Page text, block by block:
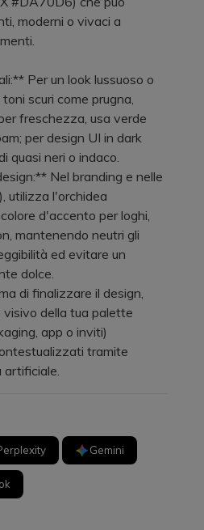
moderni o vivaci a
Per un look lussuoso o
scuri come prugna,
freschezza, usa verde
per design UI in dark
quasi neri o indaco.
Nel branding e nelle
utilizza l'orchidea
d'accento per loghi,
mantenendo neutri gli
ed evitare un
dolce.
di finalizzare il design,
della tua palette
app o inviti)
tramite
Gemini